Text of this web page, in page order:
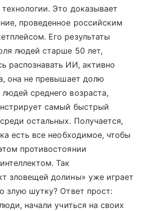
Это доказывает
проведенное российским
Его результаты
людей старше 50 лет,
распознавать ИИ, активно
она не превышает долю
среднего возраста,
самый быстрый
остальных. Получается,
есть все необходимое, чтобы
противостоянии
Так
зловещей долины» уже играет
злую шутку? Ответ прост:
начали учиться на своих